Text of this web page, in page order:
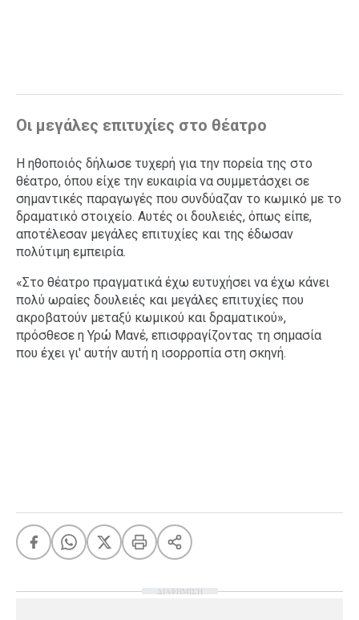
Οι μεγάλες επιτυχίες στο θέατρο
Η ηθοποιός δήλωσε τυχερή για την πορεία της στο
θέατρο, όπου είχε την ευκαιρία να συμμετάσχει σε
σημαντικές παραγωγές που συνδύαζαν το κωμικό με το
δραματικό στοιχείο. Αυτές οι δουλειές, όπως είπε,
αποτέλεσαν μεγάλες επιτυχίες και της έδωσαν
πολύτιμη εμπειρία.
«Στο θέατρο πραγματικά έχω ευτυχήσει να έχω κάνει
πολύ ωραίες δουλειές και μεγάλες επιτυχίες που
ακροβατούν μεταξύ κωμικού και δραματικού»,
πρόσθεσε η Υρώ Μανέ, επισφραγίζοντας τη σημασία
που έχει γι' αυτήν αυτή η ισορροπία στη σκηνή.
ΔΙΑΦΗΜΙΣΗ